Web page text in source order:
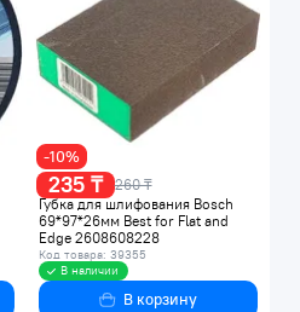
235 ₸ 260 ₸
-10%
Губка для шлифования Bosch
69*97*26мм Best for Flat and
Edge 2608608228
Код товара: 39355
В наличии
В корзину